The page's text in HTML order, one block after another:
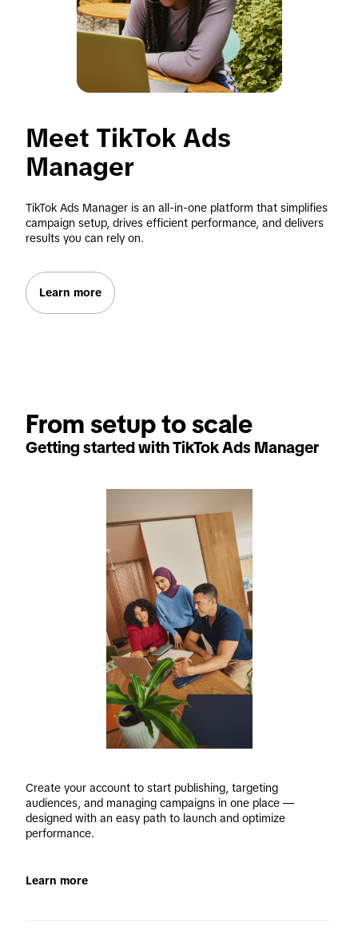
Meet TikTok Ads
Manager
TikTok Ads Manager is an all-in-one platform that simplifies
campaign setup, drives efficient performance, and delivers
results you can rely on.
Learn more
From setup to scale
Getting started with TikTok Ads Manager
Create your account to start publishing, targeting
audiences, and managing campaigns in one place —
designed with an easy path to launch and optimize
performance.
Learn more